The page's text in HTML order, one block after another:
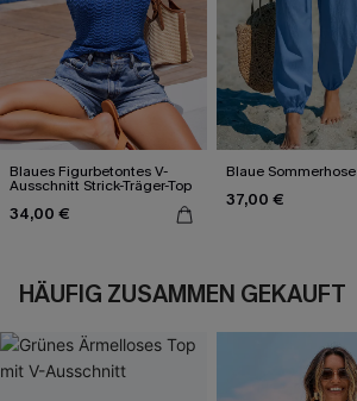
Blaues Figurbetontes V-
Ausschnitt Strick-Träger-Top
34,00 €
Blaue Sommerhose
37,00 €
HÄUFIG ZUSAMMEN GEKAUFT